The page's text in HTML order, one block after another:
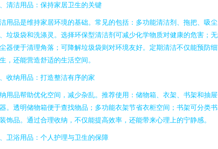
清洁用品：保持家居卫生的关键
用品是维持家居环境的基础。常见的包括：多功能清洁剂、拖把、吸尘
垃圾袋和洗涤灵。选择环保型清洁剂可减少化学物质对健康的危害；
器便于清理角落；可降解垃圾袋则对环境友好。定期清洁不仅能预防
，还能营造舒适的生活空间。
收纳用品：打造整洁有序的家
用品帮助优化空间，减少杂乱。推荐使用：储物箱、衣架、书架和抽
。透明储物箱便于查找物品；多功能衣架节省衣柜空间；书架可分类
饰品。通过合理收纳，不仅能提高效率，还能带来心理上的宁静感。
卫浴用品：个人护理与卫生的保障